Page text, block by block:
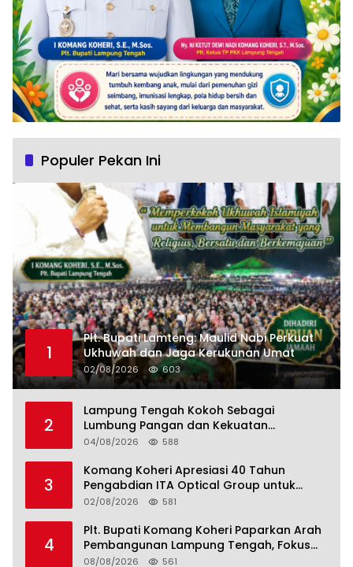
Populer Pekan Ini
1
Plt. Bupati Lamteng: Maulid Nabi Perkuat
Ukhuwah dan Jaga Kerukunan Umat
02/08/2026 603
2
Lampung Tengah Kokoh Sebagai
Lumbung Pangan dan Kekuatan
Perkebunan Lampung, Komang Koheri:
Menuju Indonesia Emas 2045
04/08/2026 588
3
Komang Koheri Apresiasi 40 Tahun
Pengabdian ITA Optical Group untuk
Kesehatan Mata Masyarakat Lamteng
02/08/2026 581
4
Plt. Bupati Komang Koheri Paparkan Arah
Pembangunan Lampung Tengah, Fokus
pada SDM, Ekonomi, Infrastruktur dan
08/08/2026 561